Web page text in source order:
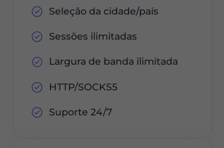
Seleção da cidade/país
Sessões ilimitadas
Largura de banda ilimitada
HTTP/SOCKS5
Suporte 24/7